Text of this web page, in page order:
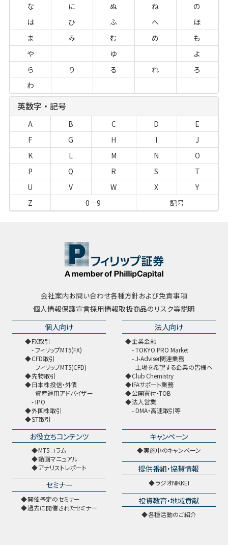
な
に ぬ ね
の
は
ひ ふ へ
ほ
ま
み む め
も
や
ゆ
よ
ら
り る れ
ろ
わ
英数字・記号
A B C D
E
F
G H I
J
K
L M N
O
P
Q R S
T
U
V W X
Y
Z
0－9 記号
会社案内お問い合わせ各種方針および免責事項
個人情報保護宣言採用情報取扱商品のリスク等説明
個人向け
FX取引
フィリップMT5(FX)
CFD取引
フィリップMT5(CFD)
先物取引
日本株投信・外債
資産運用アドバイザー
IPO
外国株取引
ST取引
法人向け
企業金融
TOKYO PRO Market
J-Adviser関連業務
上場を希望する企業の皆様へ
Club Chemistry
IFAサポート業務
公開買付・TOB
法人営業
DMA・高速取引等
お役立ちコンテンツ
MT5コラム
動画マニュアル
アナリストレポート
セミナー
開催予定のセミナー
過去に開催されたセミナー
キャンペーン
実施中のキャンペーン
提供番組・協賛情報
ラジオNIKKEI
投資教育・地域貢献
各種活動のご紹介